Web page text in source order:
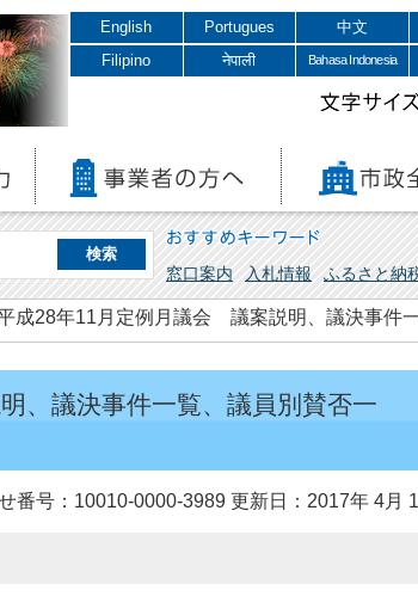
English Portugues 中文
Filipino
नेपाली Bahasa Indonesia
文字サイズ
おすすめキーワード
窓口案内 入札情報 ふるさと納
成28年11月定例月議会 議案説明、議決事件
、議決事件一覧、議員別賛否一
番号：10010-0000-3989 更新日：2017年 4月